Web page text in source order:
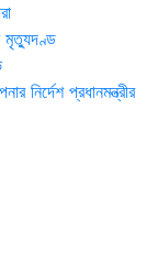
মৃত্যুদণ্ড
নির্দেশ প্রধানমন্ত্রীর